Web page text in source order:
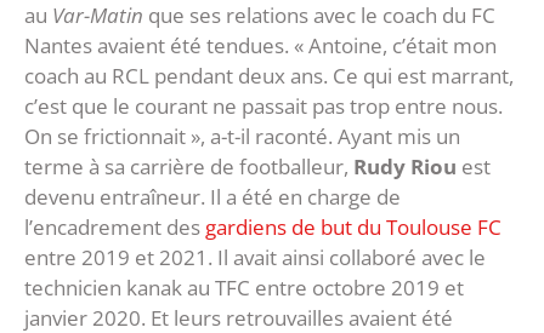
au Var-Matin que ses relations avec le coach du FC
Nantes avaient été tendues. « Antoine, c’était mon
coach au RCL pendant deux ans. Ce qui est marrant,
c’est que le courant ne passait pas trop entre nous.
On se frictionnait », a-t-il raconté. Ayant mis un
terme à sa carrière de footballeur, Rudy Riou est
devenu entraîneur. Il a été en charge de
l’encadrement des gardiens de but du Toulouse FC
entre 2019 et 2021. Il avait ainsi collaboré avec le
technicien kanak au TFC entre octobre 2019 et
janvier 2020. Et leurs retrouvailles avaient été